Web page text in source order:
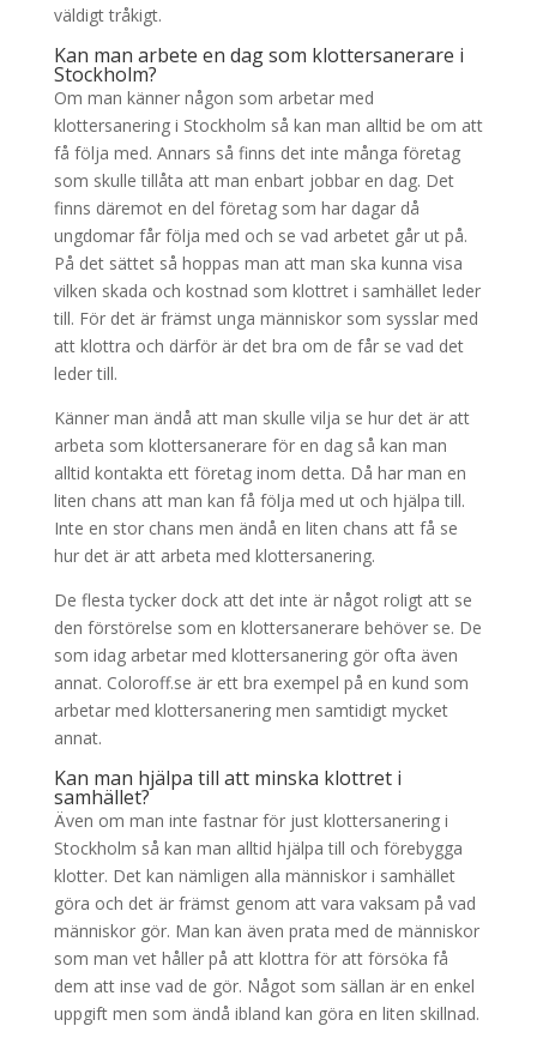
väldigt tråkigt.
Kan man arbete en dag som klottersanerare i
Stockholm?
Om man känner någon som arbetar med
klottersanering i Stockholm så kan man alltid be om att
få följa med. Annars så finns det inte många företag
som skulle tillåta att man enbart jobbar en dag. Det
finns däremot en del företag som har dagar då
ungdomar får följa med och se vad arbetet går ut på.
På det sättet så hoppas man att man ska kunna visa
vilken skada och kostnad som klottret i samhället leder
till. För det är främst unga människor som sysslar med
att klottra och därför är det bra om de får se vad det
leder till.
Känner man ändå att man skulle vilja se hur det är att
arbeta som klottersanerare för en dag så kan man
alltid kontakta ett företag inom detta. Då har man en
liten chans att man kan få följa med ut och hjälpa till.
Inte en stor chans men ändå en liten chans att få se
hur det är att arbeta med klottersanering.
De flesta tycker dock att det inte är något roligt att se
den förstörelse som en klottersanerare behöver se. De
som idag arbetar med klottersanering gör ofta även
annat. Coloroff.se är ett bra exempel på en kund som
arbetar med klottersanering men samtidigt mycket
annat.
Kan man hjälpa till att minska klottret i
samhället?
Även om man inte fastnar för just klottersanering i
Stockholm så kan man alltid hjälpa till och förebygga
klotter. Det kan nämligen alla människor i samhället
göra och det är främst genom att vara vaksam på vad
människor gör. Man kan även prata med de människor
som man vet håller på att klottra för att försöka få
dem att inse vad de gör. Något som sällan är en enkel
uppgift men som ändå ibland kan göra en liten skillnad.